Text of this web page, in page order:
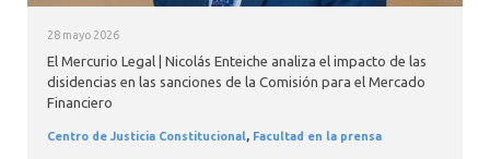
28 mayo 2026
El Mercurio Legal | Nicolás Enteiche analiza el impacto de las
disidencias en las sanciones de la Comisión para el Mercado
Financiero
Centro de Justicia Constitucional, Facultad en la prensa